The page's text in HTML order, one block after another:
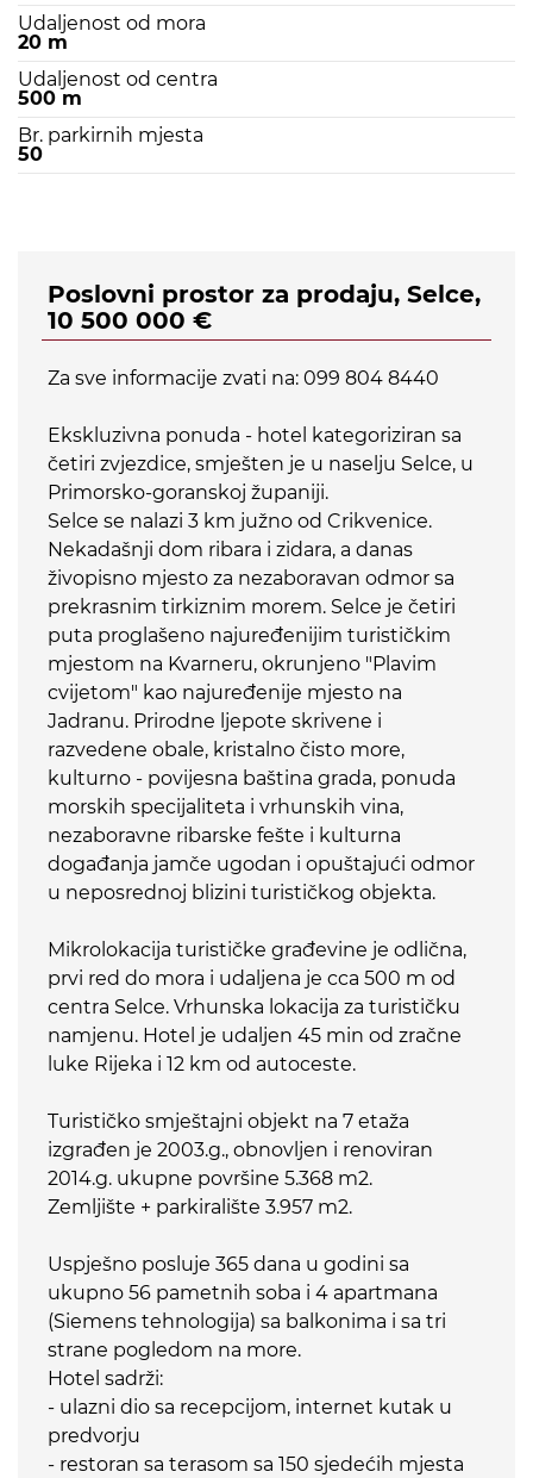
Udaljenost od mora
20 m
Udaljenost od centra
500 m
Br. parkirnih mjesta
50
Poslovni prostor za prodaju, Selce,
10 500 000 €
Za sve informacije zvati na: 099 804 8440
Ekskluzivna ponuda - hotel kategoriziran sa
četiri zvjezdice, smješten je u naselju Selce, u
Primorsko-goranskoj županiji.
Selce se nalazi 3 km južno od Crikvenice.
Nekadašnji dom ribara i zidara, a danas
živopisno mjesto za nezaboravan odmor sa
prekrasnim tirkiznim morem. Selce je četiri
puta proglašeno najuređenijim turističkim
mjestom na Kvarneru, okrunjeno "Plavim
cvijetom" kao najuređenije mjesto na
Jadranu. Prirodne ljepote skrivene i
razvedene obale, kristalno čisto more,
kulturno - povijesna baština grada, ponuda
morskih specijaliteta i vrhunskih vina,
nezaboravne ribarske fešte i kulturna
događanja jamče ugodan i opuštajući odmor
u neposrednoj blizini turističkog objekta.
Mikrolokacija turističke građevine je odlična,
prvi red do mora i udaljena je cca 500 m od
centra Selce. Vrhunska lokacija za turističku
namjenu. Hotel je udaljen 45 min od zračne
luke Rijeka i 12 km od autoceste.
Turističko smještajni objekt na 7 etaža
izgrađen je 2003.g., obnovljen i renoviran
2014.g. ukupne površine 5.368 m2.
Zemljište + parkiralište 3.957 m2.
Uspješno posluje 365 dana u godini sa
ukupno 56 pametnih soba i 4 apartmana
(Siemens tehnologija) sa balkonima i sa tri
strane pogledom na more.
Hotel sadrži:
- ulazni dio sa recepcijom, internet kutak u
predvorju
- restoran sa terasom sa 150 sjedećih mjesta